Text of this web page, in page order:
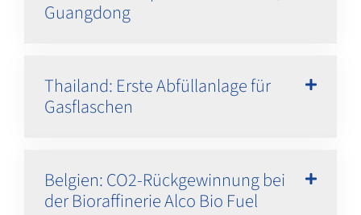
Guangdong
Thailand: Erste Abfüllanlage für
Gasflaschen
Belgien: CO2-Rückgewinnung bei
der Bioraffinerie Alco Bio Fuel